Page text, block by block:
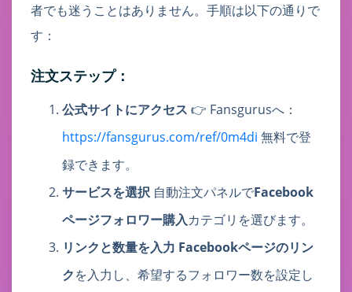
者でも迷うことはありません。手順は以下の通りで
す：
注文ステップ：
公式サイトにアクセス 👉 Fansgurusへ：
https://fansgurus.com/ref/0m4di 無料で登
録できます。
サービスを選択 自動注文パネルでFacebook
ページフォロワー購入カテゴリを選びます。
リンクと数量を入力 Facebookページのリン
クを入力し、希望するフォロワー数を設定し